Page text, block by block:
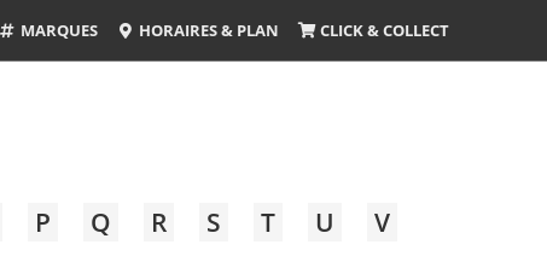
MARQUES HORAIRES & PLAN CLICK & COLLECT
P Q R S T U
V